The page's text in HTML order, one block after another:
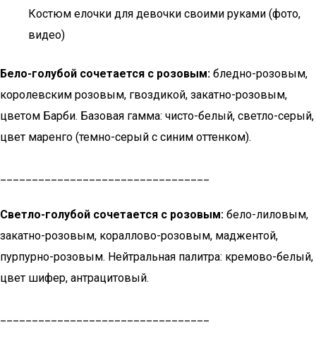
Костюм елочки для девочки своими руками (фото,
видео)
Бело-голубой сочетается с розовым: бледно-розовым,
королевским розовым, гвоздикой, закатно-розовым,
цветом Барби. Базовая гамма: чисто-белый, светло-серый,
цвет маренго (темно-серый с синим оттенком).
Светло-голубой сочетается с розовым: бело-лиловым,
закатно-розовым, кораллово-розовым, маджентой,
пурпурно-розовым. Нейтральная палитра: кремово-белый,
цвет шифер, антрацитовый.